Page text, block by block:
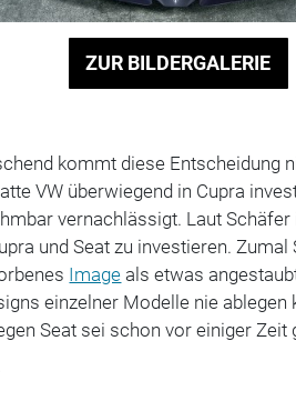
ZUR BILDERGALERIE
kommt diese Entscheidung
VW überwiegend in Cupra
vernachlässigt. Laut
und Seat zu investieren. Zumal
Image als etwas
einzelner Modelle nie ablegen
Seat sei schon vor einiger Zeit